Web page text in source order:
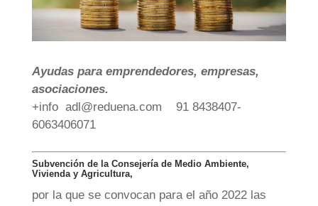
Ayudas para emprendedores, empresas,
asociaciones.
+info adl@reduena.com
91 8438407-
6063406071
Subvención de la Consejería de Medio Ambiente,
Vivienda y Agricultura,
por la que se convocan para el año 2022 las